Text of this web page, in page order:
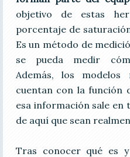
objetivo de estas
porcentaje de
Es un método de
se pueda medir
Además, los modelos
cuentan con la función
esa información sale en
de aquí que sean
Tras conocer qué es